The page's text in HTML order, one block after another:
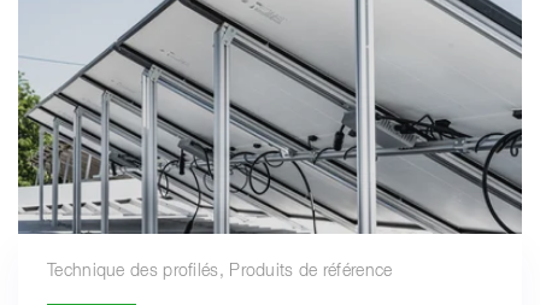
Technique des profilés, Produits de référence